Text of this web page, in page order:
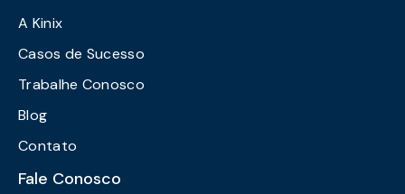
A Kinix
Casos de Sucesso
Trabalhe Conosco
Blog
Contato
Fale Conosco